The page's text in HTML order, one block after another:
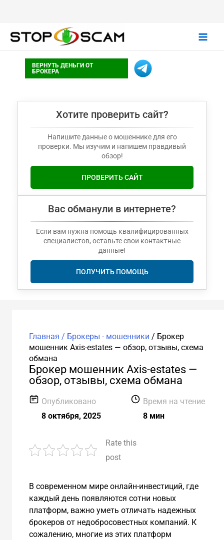
ВЕРНУТЬ ДЕНЬГИ ОТ
БРОКЕРА
Хотите проверить сайт?
Напишите данные о мошеннике для его
проверки. Мы изучим и напишем правдивый
обзор!
ПРОВЕРИТЬ САЙТ
Вас обманули в интернете?
Если вам нужна помощь квалифицированных
специалистов, оставьте свои контактные
данные!
ПОЛУЧИТЬ ПОМОЩЬ
Главная / Брокеры - мошенники / Брокер
мошенник Axis-estates — обзор, отзывы, схема
обмана
Брокер мошенник Axis-estates —
обзор, отзывы, схема обмана
Опубликовано
8 октября, 2025
Время на чтение
8 мин
Rate this
post
В современном мире онлайн-инвестиций, где
каждый день появляются сотни новых
платформ, важно уметь отличать надежных
брокеров от недобросовестных компаний. К
сожалению, многие из этих платформ